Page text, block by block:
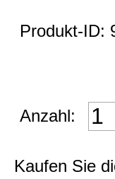
Produkt-ID:
Anzahl:
Kaufen Sie